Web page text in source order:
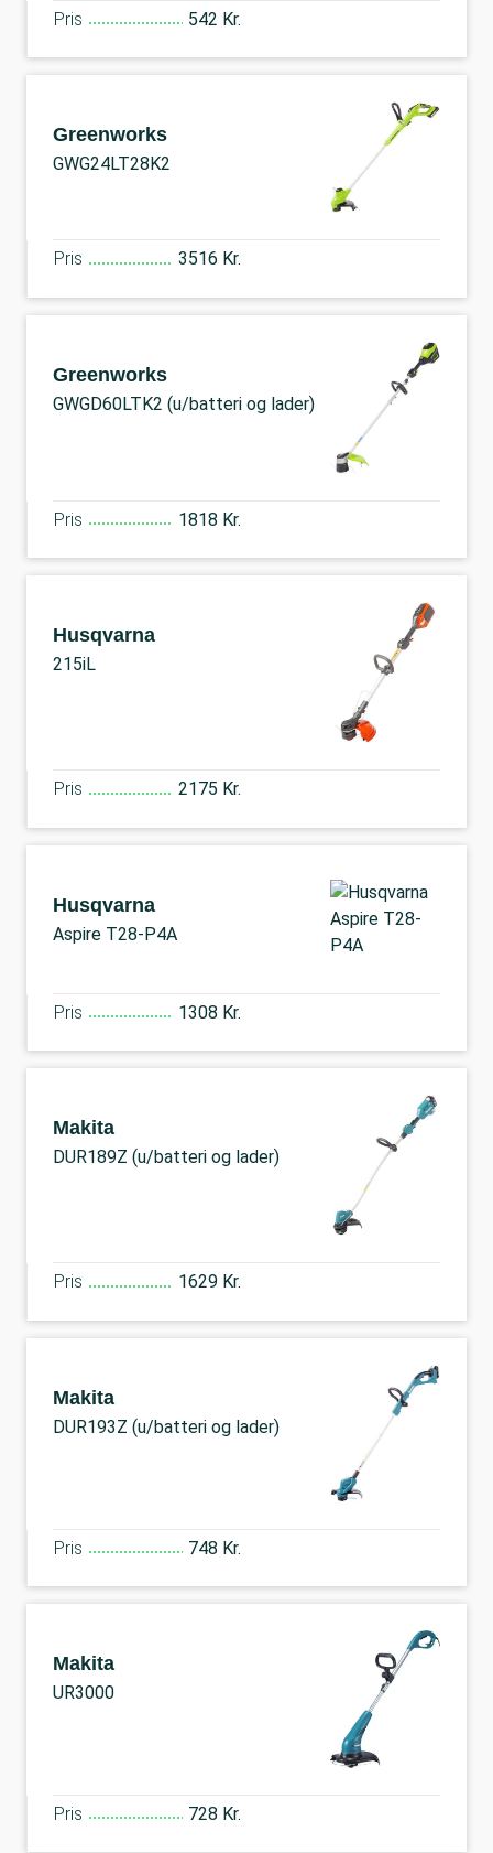
Pris 542 Kr.
Greenworks
GWG24LT28K2
Pris 3516 Kr.
Greenworks
GWGD60LTK2 (u/batteri og lader)
Pris 1818 Kr.
Husqvarna
215iL
Pris 2175 Kr.
Husqvarna
Aspire T28-P4A
Pris 1308 Kr.
Makita
DUR189Z (u/batteri og lader)
Pris 1629 Kr.
Makita
DUR193Z (u/batteri og lader)
Pris 748 Kr.
Makita
UR3000
Pris 728 Kr.